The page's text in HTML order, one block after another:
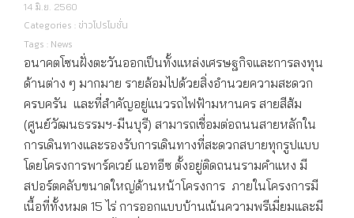
14 มิ.ย. 2560
Categories : ข่าวโปรโมชั่น
Tags : News
อนาคตโซนฝั่งตะวันออกเป็นทั้งแหล่งเศรษฐกิจและการลงทุน
ด้านต่าง ๆ มากมาย รายล้อมไปด้วยสิ่งอำนวยความสะดวก
ครบครัน และที่สำคัญอยู่แนวรถไฟฟ้ามหานคร สายสีส้ม
(ศูนย์วัฒนธรรมฯ-มีนบุรี) สามารถเชื่อมต่อถนนสายหลักใน
การเดินทางและรองรับการเดินทางที่สะดวกสบายทุกรูปแบบ
โดยโครงการพาร์คเวย์ แอทอีซ ตั้งอยู่ติดถนนรามคำแหง มี
สปอร์ตคลับขนาดใหญ่ด้านหน้าโครงการ ภายในโครงการมี
เนื้อที่ทั้งหมด 15 ไร่ การออกแบบบ้านเน้นความพรีเมี่ยมและมี